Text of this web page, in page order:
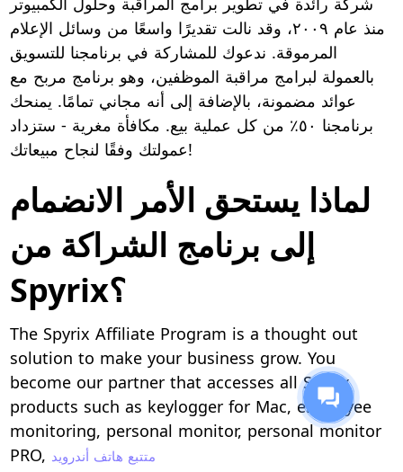
منذ عام ٢٠٠٩، وقد نالت تقديرًا واسعًا من وسائل الإعلام
المرموقة. ندعوك للمشاركة في برنامجنا للتسويق
بالعمولة لبرامج مراقبة الموظفين، وهو برنامج مربح مع
عوائد مضمونة، بالإضافة إلى أنه مجاني تمامًا. يمنحك
برنامجنا ٥٠٪ من كل عملية بيع. مكافأة مغرية - ستزداد
عمولتك وفقًا لنجاح مبيعاتك!
لماذا يستحق الأمر الانضمام
إلى برنامج الشراكة من
Spyrix؟
The Spyrix Affiliate Program is a thought out
solution to make your business grow. You
become our partner that accesses all Spyrix
products such as keylogger for Mac, employee
monitoring, personal monitor, personal monitor
PRO, متتبع هاتف أندرويد